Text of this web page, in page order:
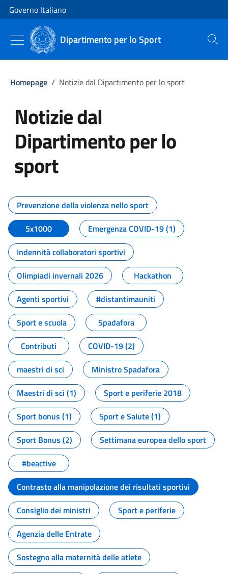
Vai al contenuto
Vai alla navigazione del sito
Governo Italiano
Dipartimento per lo Sport Cerca
Homepage / Notizie dal Dipartimento per lo sport
Notizie dal
Dipartimento per lo
sport
Tutti i contenuti della pagina
Prevenzione della violenza nello sport
5x1000
Emergenza COVID-19 (1)
Indennità collaboratori sportivi
Olimpiadi invernali 2026
Hackathon
Agenti sportivi
#distantimauniti
Sport e scuola
Spadafora
Contributi
COVID-19 (2)
maestri di sci
Ministro Spadafora
Maestri di sci (1)
Sport e periferie 2018
Sport bonus (1)
Sport e Salute (1)
Sport Bonus (2)
Settimana europea dello sport
#beactive
Contrasto alla manipolazione dei risultati sportivi
Consiglio dei ministri
Sport e periferie
Agenzia delle Entrate
Sostegno alla maternità delle atlete